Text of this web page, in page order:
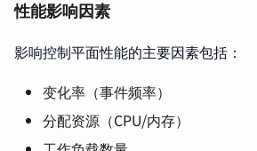
性能影响因素
影响控制平面性能的主要因素包括：
变化率（事件频率）
分配资源（CPU/内存）